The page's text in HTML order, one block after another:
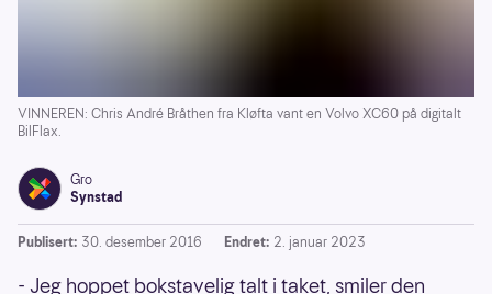
VINNEREN: Chris André Bråthen fra Kløfta vant en Volvo XC60 på digitalt
BilFlax.
Gro
Synstad
Publisert: 30. desember 2016 Endret: 2. januar 2023
- Jeg hoppet bokstavelig talt i taket, smiler den